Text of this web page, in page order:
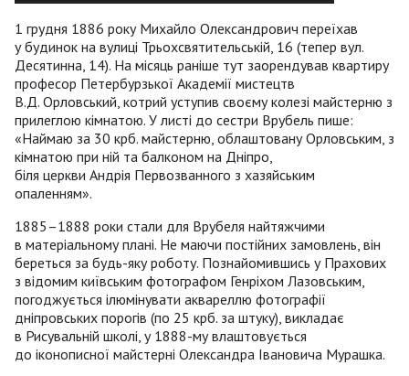
1 грудня 1886 року Михайло Олександрович переїхав
у будинок на вулиці Трьохсвятительській, 16 (тепер вул.
Десятинна, 14). На місяць раніше тут заорендував квартиру
професор Петербурзької Академії мистецтв
В.Д. Орловський, котрий уступив своєму колезі майстерню з
прилеглою кімнатою. У листі до сестри Врубель пише:
«Наймаю за 30 крб. майстерню, облаштовану Орловським, з
кімнатою при ній та балконом на Дніпро,
біля церкви Андрія Первозванного з хазяйським
опаленням».
1885–1888 роки стали для Врубеля найтяжчими
в матеріальному плані. Не маючи постійних замовлень, він
береться за будь-яку роботу. Познайомившись у Прахових
з відомим київським фотографом Генріхом Лазовським,
погоджується ілюмінувати аквареллю фотографії
дніпровських порогів (по 25 крб. за штуку), викладає
в Рисувальній школі, у 1888-му влаштовується
до іконописної майстерні Олександра Івановича Мурашка.